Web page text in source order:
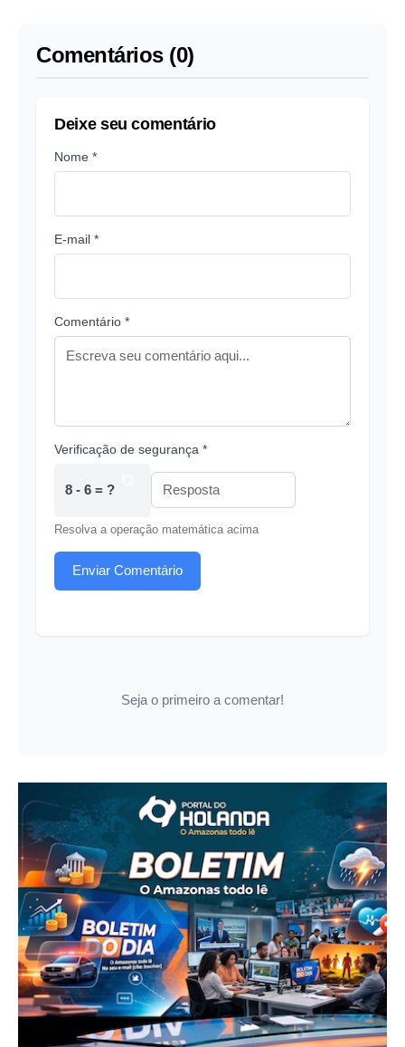
Comentários (0)
Deixe seu comentário
Nome *
E-mail *
Comentário *
Verificação de segurança *
8 - 6 = ?
Resolva a operação matemática acima
Enviar Comentário
Seja o primeiro a comentar!